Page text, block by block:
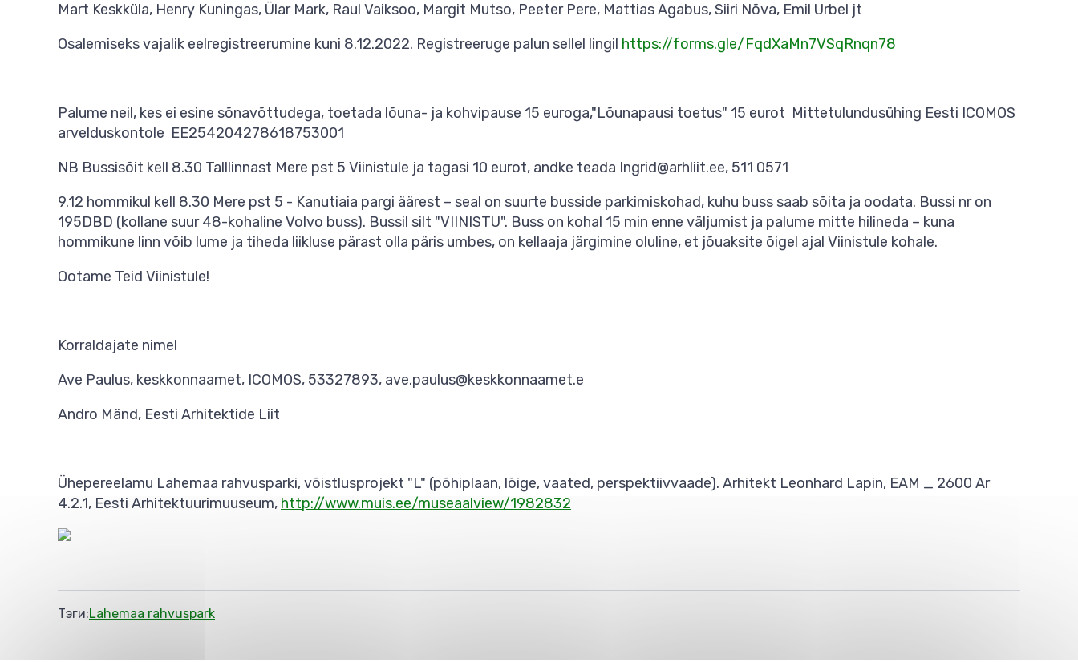
Mart Keskküla, Henry Kuningas, Ülar Mark, Raul Vaiksoo, Margit Mutso, Peeter Pere, Mattias Agabus, Siiri Nõva, Emil Urbel jt
Osalemiseks vajalik eelregistreerumine kuni 8.12.2022. Registreeruge palun sellel lingil https://forms.gle/FqdXaMn7VSqRnqn78
Palume neil, kes ei esine sõnavõttudega, toetada lõuna- ja kohvipause 15 euroga,"Lõunapausi toetus" 15 eurot Mittetulundusühing Eesti ICOMOS
arvelduskontole EE254204278618753001
NB Bussisõit kell 8.30 Talllinnast Mere pst 5 Viinistule ja tagasi 10 eurot, andke teada Ingrid@arhliit.ee, 511 0571
9.12 hommikul kell 8.30 Mere pst 5 - Kanutiaia pargi äärest – seal on suurte busside parkimiskohad, kuhu buss saab sõita ja oodata. Bussi nr on
195DBD (kollane suur 48-kohaline Volvo buss). Bussil silt "VIINISTU". Buss on kohal 15 min enne väljumist ja palume mitte hilineda – kuna
hommikune linn võib lume ja tiheda liikluse pärast olla päris umbes, on kellaaja järgimine oluline, et jõuaksite õigel ajal Viinistule kohale.
Ootame Teid Viinistule!
Korraldajate nimel
Ave Paulus, keskkonnaamet, ICOMOS, 53327893, ave.paulus@keskkonnaamet.e
Andro Mänd, Eesti Arhitektide Liit
Ühepereelamu Lahemaa rahvusparki, võistlusprojekt "L" (põhiplaan, lõige, vaated, perspektiivvaade). Arhitekt Leonhard Lapin, EAM _ 2600 Ar
4.2.1, Eesti Arhitektuurimuuseum, http://www.muis.ee/museaalview/1982832
Тэги Lahemaa rahvuspark